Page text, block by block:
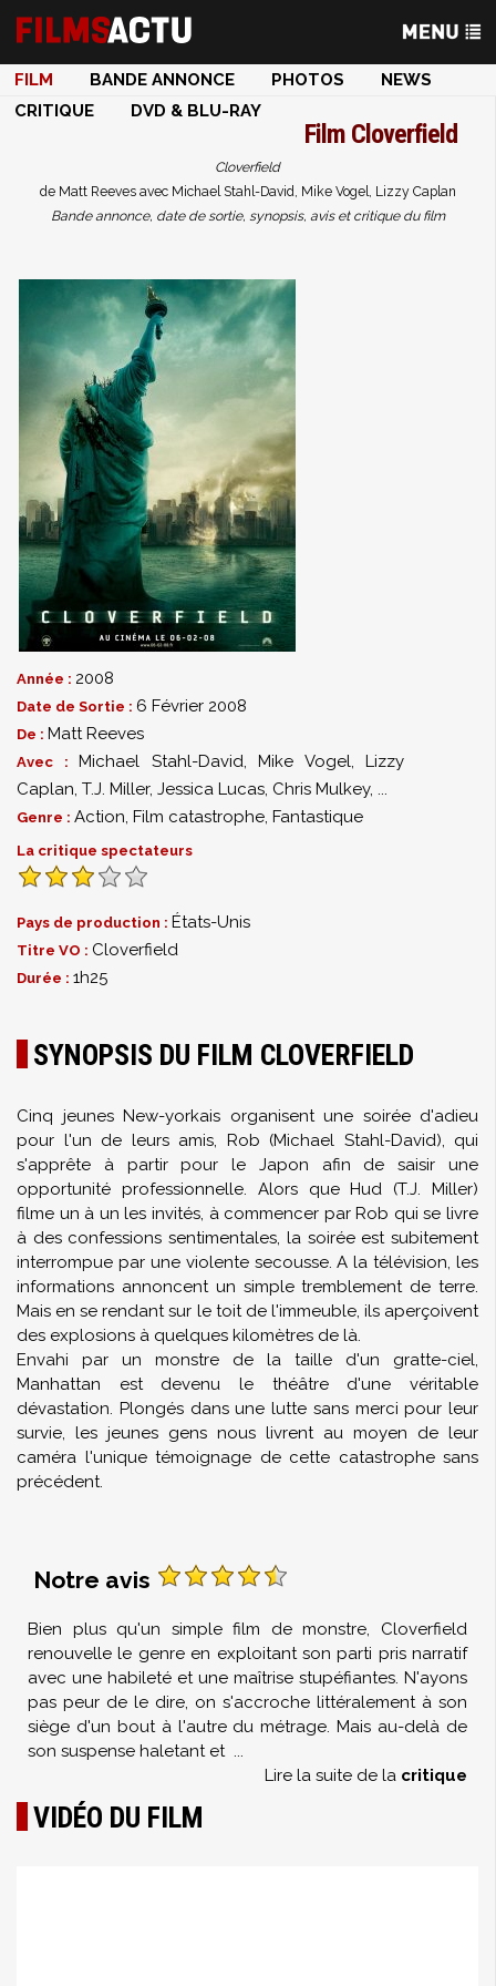
FILM BANDE ANNONCE PHOTOS
NEWS
CRITIQUE
DVD & BLU-RAY
Film Cloverfield
Cloverfield
de Matt Reeves avec Michael Stahl-David, Mike Vogel, Lizzy Caplan
Bande annonce, date de sortie, synopsis, avis et critique du film
Année : 2008
Date de Sortie : 6 Février 2008
De : Matt Reeves
Avec : Michael Stahl-David, Mike Vogel, Lizzy
Caplan, T.J. Miller, Jessica Lucas, Chris Mulkey, ...
Genre : Action, Film catastrophe, Fantastique
La critique spectateurs
Pays de production : États-Unis
Titre VO : Cloverfield
Durée : 1h25
SYNOPSIS DU FILM CLOVERFIELD
Cinq jeunes New-yorkais organisent une soirée d'adieu
pour l'un de leurs amis, Rob (Michael Stahl-David), qui
s'apprête à partir pour le Japon afin de saisir une
opportunité professionnelle. Alors que Hud (T.J. Miller)
filme un à un les invités, à commencer par Rob qui se livre
à des confessions sentimentales, la soirée est subitement
interrompue par une violente secousse. A la télévision, les
informations annoncent un simple tremblement de terre.
Mais en se rendant sur le toit de l'immeuble, ils aperçoivent
des explosions à quelques kilomètres de là.
Envahi par un monstre de la taille d'un gratte-ciel,
Manhattan est devenu le théâtre d'une véritable
dévastation. Plongés dans une lutte sans merci pour leur
survie, les jeunes gens nous livrent au moyen de leur
caméra l'unique témoignage de cette catastrophe sans
précédent.
Notre avis
Bien plus qu'un simple film de monstre, Cloverfield
renouvelle le genre en exploitant son parti pris narratif
avec une habileté et une maîtrise stupéfiantes. N'ayons
pas peur de le dire, on s'accroche littéralement à son
siège d'un bout à l'autre du métrage. Mais au-delà de
son suspense haletant et ...
Lire la suite de la critique
VIDÉO DU FILM